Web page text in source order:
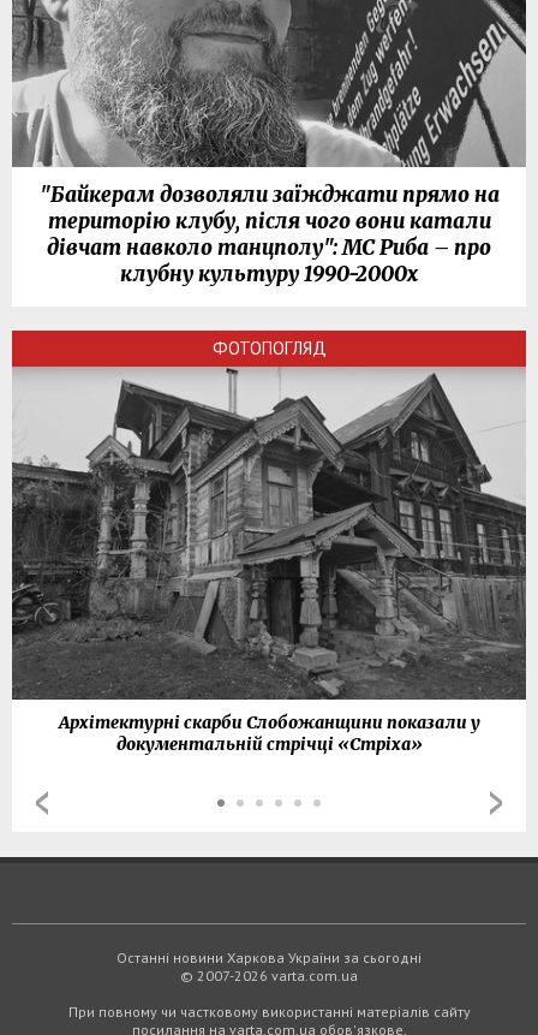
"Байкерам дозволяли заїжджати прямо на
територію клубу, після чого вони катали
дівчат навколо танцполу": МС Риба – про
клубну культуру 1990-2000х
ФОТОПОГЛЯД
Архітектурні скарби Слобожанщини показали у
документальній стрічці «Стріха»
Останні новини Харкова України за сьогодні
© 2007-2026 varta.com.ua
При повному чи частковому використанні матеріалів сайту
посилання на varta.com.ua обов'язкове.